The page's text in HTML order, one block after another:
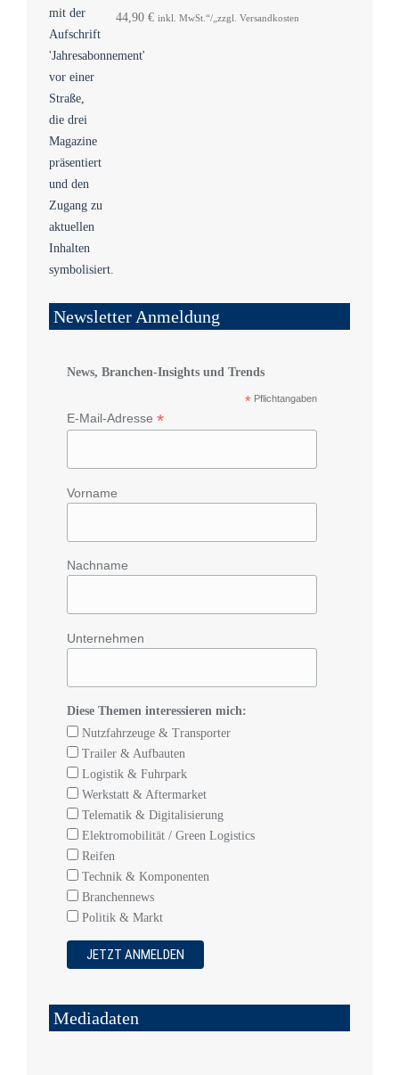
44,90 € inkl. MwSt.“/„zzgl. Versandkosten
Newsletter Anmeldung
News, Branchen-Insights und Trends
* Pflichtangaben
E-Mail-Adresse *
Vorname
Nachname
Unternehmen
Diese Themen interessieren mich:
Nutzfahrzeuge & Transporter
Trailer & Aufbauten
Logistik & Fuhrpark
Werkstatt & Aftermarket
Telematik & Digitalisierung
Elektromobilität / Green Logistics
Reifen
Technik & Komponenten
Branchennews
Politik & Markt
Mediadaten